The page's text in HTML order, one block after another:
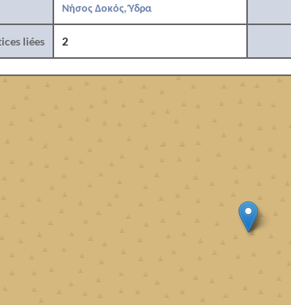
Νήσος Δοκός, Ύδρα
liées 2